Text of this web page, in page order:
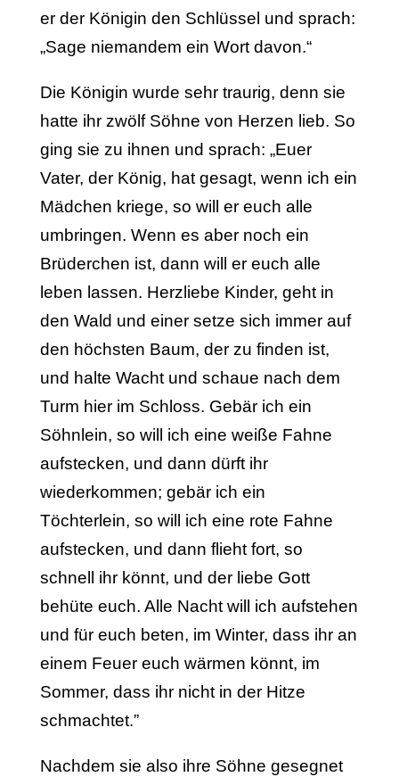
er der Königin den Schlüssel und sprach:
„Sage niemandem ein Wort davon.“
Die Königin wurde sehr traurig, denn sie
hatte ihr zwölf Söhne von Herzen lieb. So
ging sie zu ihnen und sprach: „Euer
Vater, der König, hat gesagt, wenn ich ein
Mädchen kriege, so will er euch alle
umbringen. Wenn es aber noch ein
Brüderchen ist, dann will er euch alle
leben lassen. Herzliebe Kinder, geht in
den Wald und einer setze sich immer auf
den höchsten Baum, der zu finden ist,
und halte Wacht und schaue nach dem
Turm hier im Schloss. Gebär ich ein
Söhnlein, so will ich eine weiße Fahne
aufstecken, und dann dürft ihr
wiederkommen; gebär ich ein
Töchterlein, so will ich eine rote Fahne
aufstecken, und dann flieht fort, so
schnell ihr könnt, und der liebe Gott
behüte euch. Alle Nacht will ich aufstehen
und für euch beten, im Winter, dass ihr an
einem Feuer euch wärmen könnt, im
Sommer, dass ihr nicht in der Hitze
schmachtet.”
Nachdem sie also ihre Söhne gesegnet